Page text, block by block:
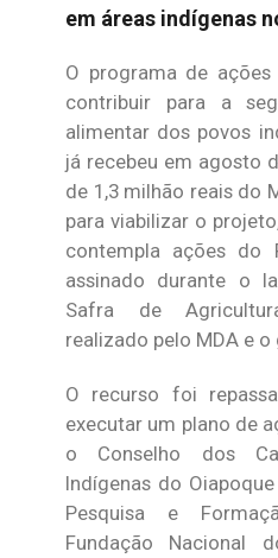
em áreas indígenas
O programa de ações
contribuir para a
alimentar dos povos
já recebeu em agosto
de 1,3 milhão reais do
para viabilizar o
contempla ações do
assinado durante o
Safra de
realizado pelo MDA e
O recurso foi
executar um plano de
o Conselho dos
Indígenas do
Pesquisa e
Fundação Nacional